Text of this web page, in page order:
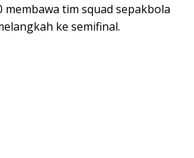
tim squad sepakbola
ke semifinal.